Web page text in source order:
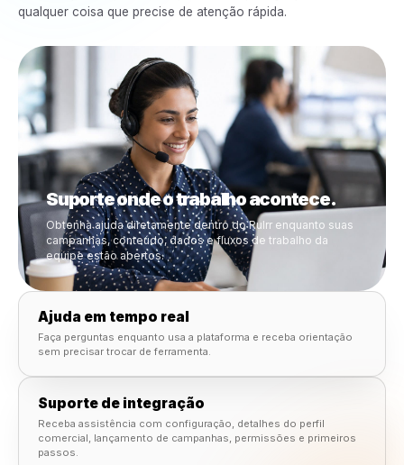
Suporte Instantâneo Disponível Dentro da Plataforma
O chat ao vivo é a forma mais
rápida de obter ajuda do
A maneira mais rápida de acessar o suporte do Rulrr é
diretamente dentro da plataforma. Use o chat ao vivo
ajuda em tempo real, orientação de integração,
com campanhas, dúvidas operacionais, integrações e
qualquer coisa que precise de atenção rápida.